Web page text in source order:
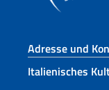
Adresse und
Italienisches